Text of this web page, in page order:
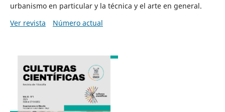
urbanismo en particular y la técnica y el arte en general.
Ver revista
Número actual